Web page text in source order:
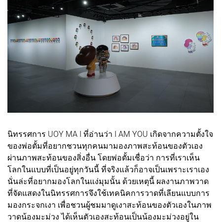
นิทรรศการ UOY MA I ที่อ่านว่า I AM YOU เกิดจากความตั้งใจ
ของพ่อตั้มที่อยากชวนทุกคนมามองภาพสะท้อนของตัวเอง
ผ่านภาพสะท้อนของสิ่งอื่น โดยพ่อตั้มเชื่อว่า การที่เราเห็น
โลกในแบบที่เป็นอยู่ทุกวันนี้ ที่จริงแล้วก็อาจเป็นเพราะเราเอง
นั่นล่ะที่อยากมองโลกในแง่มุมนั้น ด้วยเหตุนี้ ผลงานภาพวาด
ที่จัดแสดงในนิทรรศการจึงใช้เทคนิคการวาดที่เลียนแบบการ
มองกระจกเงา เพื่อชวนผู้ชมมาดูเงาสะท้อนของตัวเองในภาพ
วาดน้องมะม่วง ได้เห็นตัวเองสะท้อนเป็นน้องมะม่วงอยู่ใน